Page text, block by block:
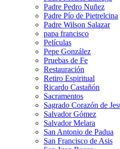
Padre Pedro Nuñez
Padre Pío de Pietrelcina
Padre Wilson Salazar
papa francisco
Películas
Pepe González
Pruebas de Fe
Restauración
Retiro Espiritual
Ricardo Castañón
Sacramentos
Sagrado Corazón de
Salvador Gómez
Salvador Melara
San Antonio de Padua
San Francisco de Asis